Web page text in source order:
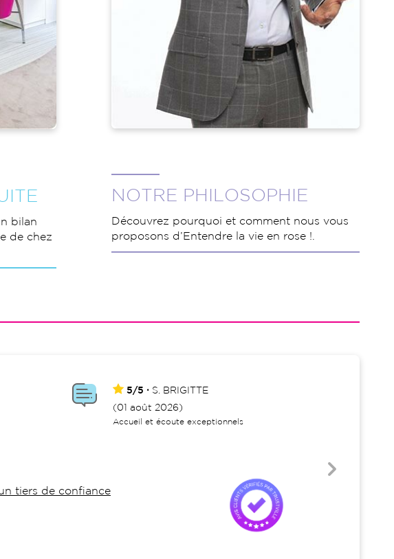
bilan
de chez
NOTRE PHILOSOPHIE
Découvrez pourquoi et comment nous vous
proposons d’Entendre la vie en rose !.
5/5 S. BRIGITTE
(01 août 2026)
Accueil et écoute exceptionnels
tiers de confiance